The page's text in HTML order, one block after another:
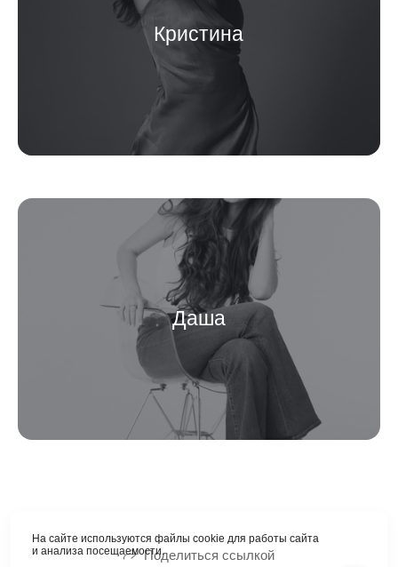
Кристина
Даша
Поделиться ссылкой
На сайте используются файлы cookie для работы сайта
и анализа посещаемости.